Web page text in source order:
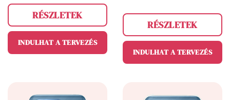
RÉSZLETEK
INDULHAT A TERVEZÉS
RÉSZLETEK
INDULHAT A TERVEZÉS